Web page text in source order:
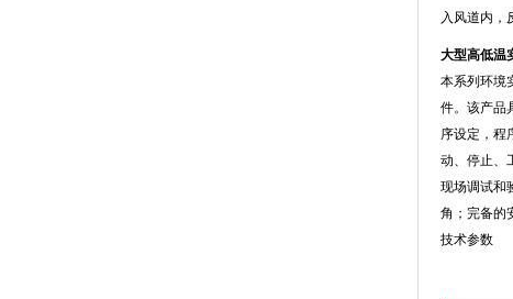
入风道内
大型高低温
本系列环境
件。该产
序设定
动、停止
现场调试和验
角；完
技术参数